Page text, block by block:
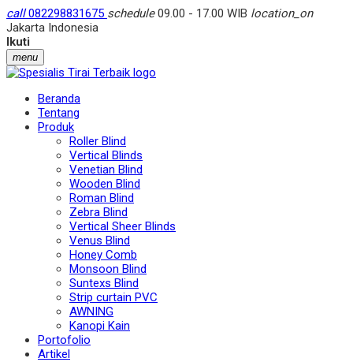
call082298831675 schedule09.00 - 17.00 WIB location_on
Jakarta Indonesia
Ikuti
menu
Beranda
Tentang
Produk
Roller Blind
Vertical Blinds
Venetian Blind
Wooden Blind
Roman Blind
Zebra Blind
Vertical Sheer Blinds
Venus Blind
Honey Comb
Monsoon Blind
Suntexs Blind
Strip curtain PVC
AWNING
Kanopi Kain
Portofolio
Artikel